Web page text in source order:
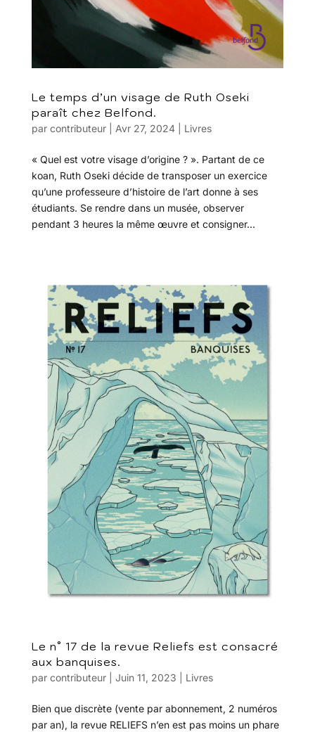
Le temps d’un visage de Ruth Oseki
paraît chez Belfond.
par contributeur| Avr 27, 2024| Livres
« Quel est votre visage d’origine ? ». Partant de ce
koan, Ruth Oseki décide de transposer un exercice
qu’une professeure d’histoire de l’art donne à ses
étudiants. Se rendre dans un musée, observer
pendant 3 heures la même œuvre et consigner...
Le n° 17 de la revue Reliefs est consacré
aux banquises.
par contributeur| Juin 11, 2023 Livres
Bien que discrète (vente par abonnement, 2 numéros
par an), la revue RELIEFS n’en est pas moins un phare